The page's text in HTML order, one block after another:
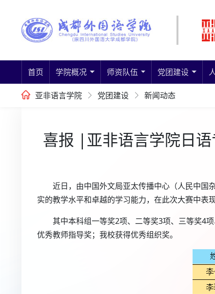
首页 学院概况 师资队伍 党团建设
亚非语言学院 党团建设 新闻动态
喜报 |亚非语言学院日语
近日，由中国外文局亚太传播中心（人民中国
实的教学水平和卓越的学习能力，在此次大赛中表
其中本科组一等奖2项、二等奖3项、三等奖4
优秀教师指导奖；我校获得优秀组织奖。